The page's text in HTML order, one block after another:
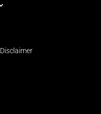
Disclaimer